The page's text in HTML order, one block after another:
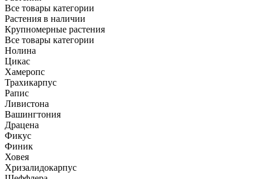
Все товары категории
Растения в наличии
Крупномерные растения
Все товары категории
Нолина
Цикас
Хамеропс
Трахикарпус
Рапис
Ливистона
Вашингтония
Драцена
Фикус
Финик
Ховея
Хризалидокарпус